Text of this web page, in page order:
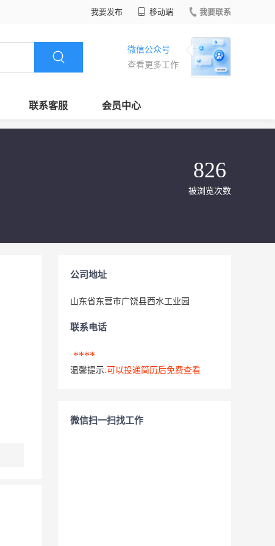
我要发布 移动端 我要联系
微信公众号
查看更多工作
联系客服 会员中心
826
被浏览次数
公司地址
山东省东营市广饶县西水工业园
联系电话
****
温馨提示: 可以投递简历后免费查看
微信扫一扫找工作